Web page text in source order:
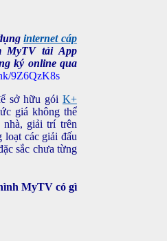
internet cáp
MyTV tải App
ký online qua
9Z6QzK8s
sở hữu gói K+
giá không thể
giải trí trên
loạt các giải đấu
sắc chưa từng
MyTV có gì